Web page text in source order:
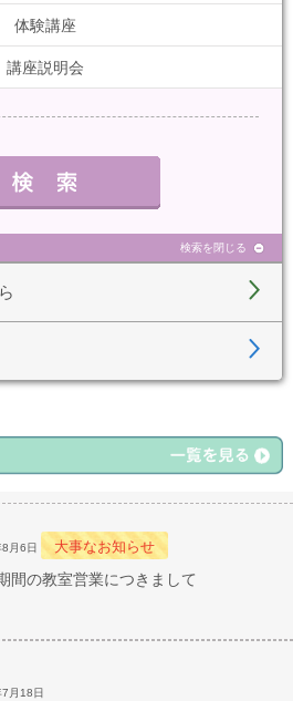
体験講座
講座説明会
検索を閉じる
月6日 大事なお知らせ
間の教室営業につきまして
月18日